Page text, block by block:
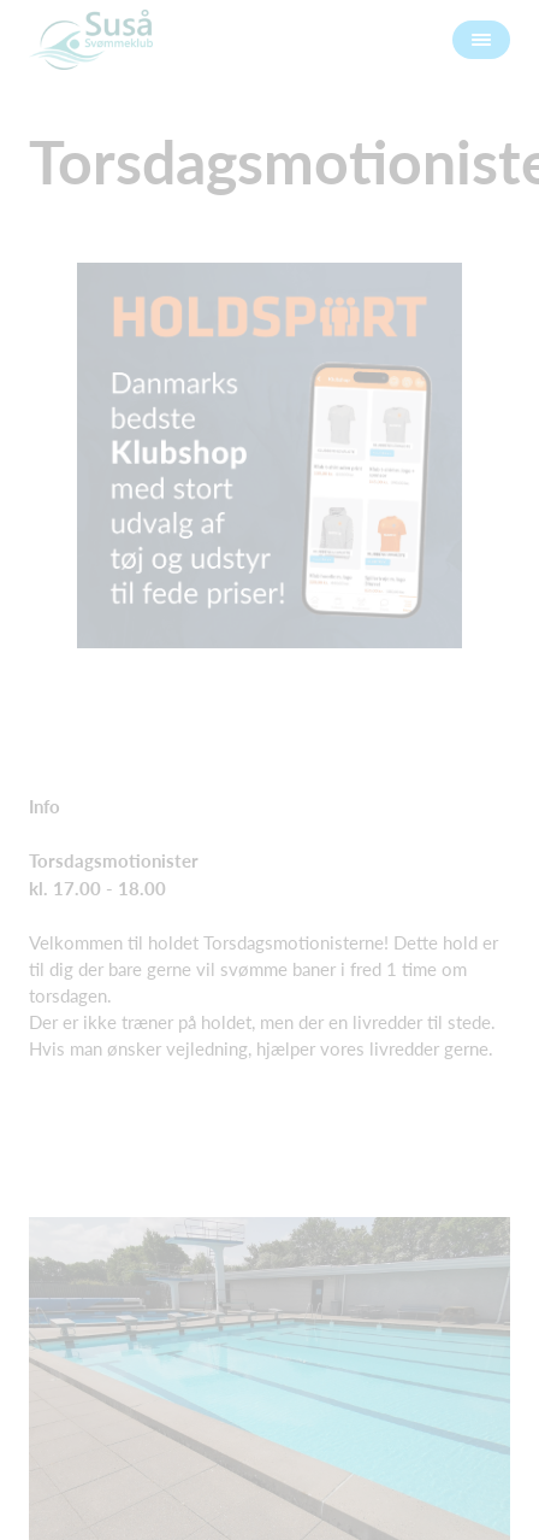
Info
Torsdagsmotionister
kl. 17.00 - 18.00
Velkommen til holdet Torsdagsmotionisterne! Dette hold er
til dig der bare gerne vil svømme baner i fred 1 time om
torsdagen.
Der er ikke træner på holdet, men der en livredder til stede.
Hvis man ønsker vejledning, hjælper vores livredder gerne.